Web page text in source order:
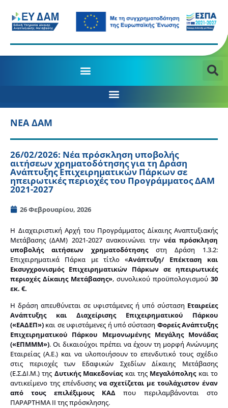
ΝΕΑ ΔΑΜ
26/02/2026: Νέα πρόσκληση υποβολής
αιτήσεων χρηματοδότησης για τη Δράση
Ανάπτυξης Επιχειρηματικών Πάρκων σε
ηπειρωτικές περιοχές του Προγράμματος ΔΑΜ
2021-2027
26 Φεβρουαρίου, 2026
Η Διαχειριστική Αρχή του Προγράμματος Δίκαιης Αναπτυξιακής
Μετάβασης (ΔΑΜ) 2021-2027 ανακοινώνει την νέα πρόσκληση
υποβολής αιτήσεων χρηματοδότησηςστη Δράση 1.3.2:
Επιχειρηματικά Πάρκα με τίτλο «Ανάπτυξη/ Επέκταση και
Εκσυγχρονισμός Επιχειρηματικών Πάρκων σε ηπειρωτικές
περιοχές Δίκαιης Μετάβασης», συνολικού προϋπολογισμού 30
εκ. €.
Η δράση απευθύνεται σε υφιστάμενες ή υπό σύσταση Εταιρείες
Ανάπτυξης και Διαχείρισης Επιχειρηματικού Πάρκου
(«ΕΑΔΕΠ») και σε υφιστάμενες ή υπό σύσταση Φορείς Ανάπτυξης
Επιχειρηματικού Πάρκου Μεμονωμένης Μεγάλης Μονάδας
(«ΕΠΜΜΜ»). Οι δικαιούχοι πρέπει να έχουν τη μορφή Ανώνυμης
Εταιρείας (Α.Ε.) και να υλοποιήσουν το επενδυτικό τους σχέδιο
στις περιοχές των Εδαφικών Σχεδίων Δίκαιης Μετάβασης
(Ε.Σ.ΔΙ.Μ.) της Δυτικής Μακεδονίαςκαι της Μεγαλόποληςκαι το
αντικείμενο της επένδυσης να σχετίζεται με τουλάχιστον έναν
από τους επιλέξιμους ΚΑΔ που περιλαμβάνονται στο
ΠΑΡΑΡΤΗΜΑ II της πρόσκλησης.